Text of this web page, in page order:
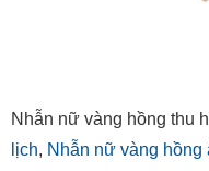
Nhẫn nữ vàng hồng thu
lịch, Nhẫn nữ vàng hồng